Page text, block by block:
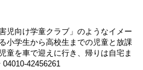
児向け学童クラブ」のようなイメー
小学生から高校生までの児童と放課
童を車で迎えに行き、帰りは自宅ま
42456261